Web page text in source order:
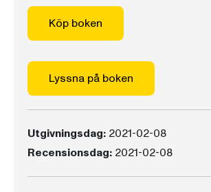
Köp boken
Lyssna på boken
Utgivningsdag: 2021-02-08
Recensionsdag: 2021-02-08